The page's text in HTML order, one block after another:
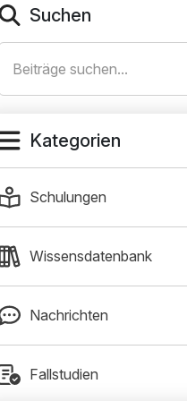
Suchen
Kategorien
Schulungen
Wissensdatenbank
Nachrichten
Fallstudien